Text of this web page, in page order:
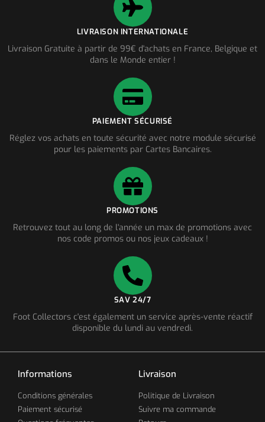
LIVRAISON INTERNATIONALE
Livraison Gratuite à partir de 99€ d'achats en France, Belgique et
dans le Monde entier !
PAIEMENT SÉCURISÉ
Réglez vos achats en toute sécurité avec notre module sécurisé
pour les paiements par Cartes Bancaires.
PROMOTIONS
Retrouvez tout au long de l'année un max de promotions avec
nos code promos ou nos jeux cadeaux !
SAV 24/7
Foot Collectors c'est également un service après-vente réactif
disponible du lundi au vendredi.
Informations
Conditions générales
Paiement sécurisé
Livraison
Politique de Livraison
Suivre ma commande